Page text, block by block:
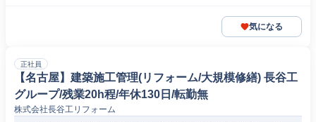
気になる
正社員
【名古屋】建築施工管理(リフォーム/大規模修繕) 長谷工
グループ/残業20h程/年休130日/転勤無
株式会社長谷工リフォーム